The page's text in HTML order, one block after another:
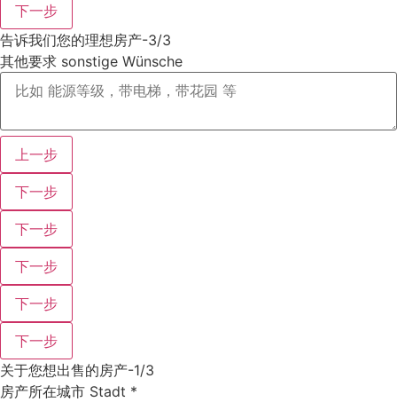
下一步
告诉我们您的理想房产-3/3
其他要求 sonstige Wünsche
上一步
下一步
下一步
下一步
下一步
下一步
关于您想出售的房产-1/3
房产所在城市 Stadt *